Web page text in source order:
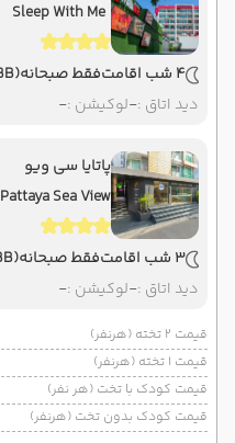
Sleep With Me
4 شب اقامت فقط صبحانه(BB)
دید اتاق :-لوکیشن :-
پاتایا سی ویو
Pattaya Sea View
3 شب اقامت فقط صبحانه(BB)
دید اتاق :-لوکیشن :-
قیمت 2 تخته (هرنفر)
قیمت 1 تخته (هرنفر)
قیمت کودک با تخت (هر نفر)
قیمت کودک بدون تخت (هرنفر)